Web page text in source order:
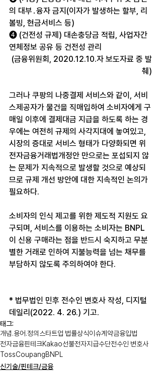
의 대부․융자 금지(이자가 발생하는 할부, 리
볼빙, 현금서비스 등)
➍ (건전성 규제) 대손충당금 적립, 사업자간
연체정보 공유 등 건전성 관리
(금융위원회, 2020.12.10.자 보도자료 중 발
췌)
그러나 쿠팡의 나중결제 서비스와 같이, 서비
스제공자가 물건을 직매입하여 소비자에게 구
매일 이후에 결제대금 지급을 하도록 하는 경
우에는 여전히 규제의 사각지대에 놓여있고,
시장의 증대로 서비스 형태가 다양화되면 위
전자금융거래법개정안 만으로는 포섭되지 않
는 문제가 지속적으로 발생할 것으로 예상되
므로 규제 개선 방안에 대한 지속적인 논의가
필요하다.
소비자의 인식 제고를 위한 제도적 지원도 요
구되며, 서비스를 이용하는 소비자는 BNPL
이 신용 구매라는 점을 반드시 숙지하고 무분
별한 거래로 인하여 지불능력을 넘는 채무를
부담하지 않도록 주의하여야 한다.
* 법무법인 민후 전수인 변호사 작성, 디지털
데일리(2022. 4. 26.) 기고.
태그:
개념.용어.정의 스타트업 법률상식이슈계약금융입법
전자금융핀테크Kakao선불전자지급수단전수인 변호사
TossCoupangBNPL
신기술/핀테크/금융